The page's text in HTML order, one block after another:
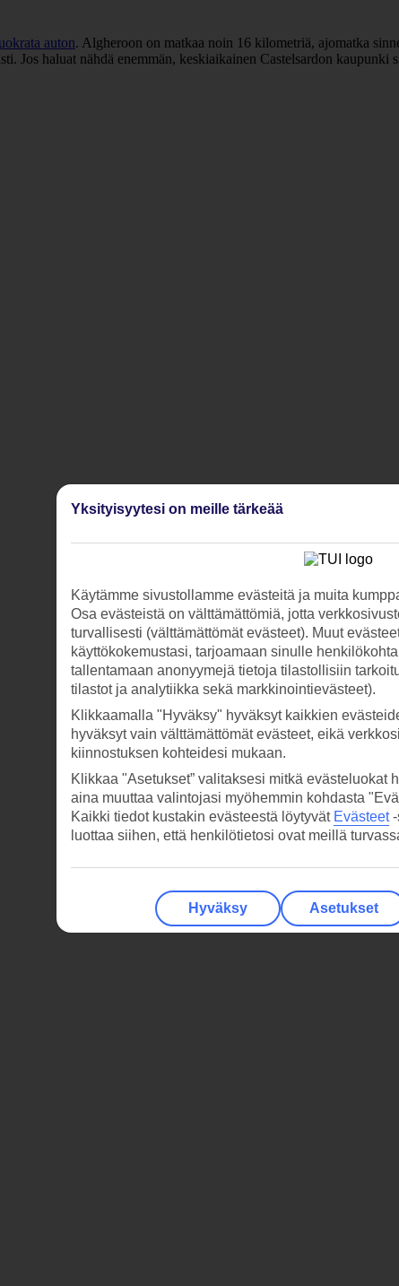
auton. Algheroon on matkaa noin 16 kilometriä, ajomatka
Jos haluat nähdä enemmän, keskiaikainen Castelsardon
Yksityisyytesi on meille tärkeää
Käytämme sivustollamme evästeitä ja muita
Osa evästeistä on välttämättömiä, jotta
turvallisesti (välttämättömät evästeet). Muut
käyttökokemustasi, tarjoamaan sinulle
tallentamaan anonyymejä tietoja tilastollisiin
tilastot ja analytiikka sekä markkinointievästeet).
Klikkaamalla "Hyväksy" hyväksyt kaikkien
hyväksyt vain välttämättömät evästeet, eikä
kiinnostuksen kohteidesi mukaan.
Klikkaa "Asetukset” valitaksesi mitkä evästeluokat
aina muuttaa valintojasi myöhemmin kohdasta
Kaikki tiedot kustakin evästeestä löytyvät Evästeet-
luottaa siihen, että henkilötietosi ovat meillä
Hyväksy Asetukset